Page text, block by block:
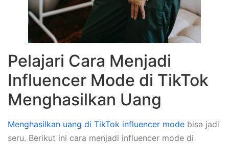
Pelajari Cara Menjadi
Influencer Mode di TikTok
Menghasilkan Uang
Menghasilkan uang di TikTok influencer mode bisa jadi
seru. Berikut ini cara menjadi influencer mode di